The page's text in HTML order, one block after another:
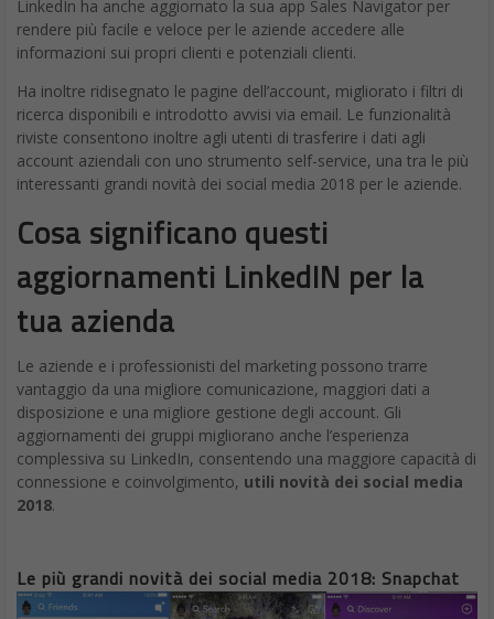
LinkedIn ha anche aggiornato la sua app Sales Navigator per
rendere più facile e veloce per le aziende accedere alle
informazioni sui propri clienti e potenziali clienti.
Ha inoltre ridisegnato le pagine dell’account, migliorato i filtri di
ricerca disponibili e introdotto avvisi via email. Le funzionalità
riviste consentono inoltre agli utenti di trasferire i dati agli
account aziendali con uno strumento self-service, una tra le più
interessanti grandi novità dei social media 2018 per le aziende.
Cosa significano questi
aggiornamenti LinkedIN per la
tua azienda
Le aziende e i professionisti del marketing possono trarre
vantaggio da una migliore comunicazione, maggiori dati a
disposizione e una migliore gestione degli account. Gli
aggiornamenti dei gruppi migliorano anche l’esperienza
complessiva su LinkedIn, consentendo una maggiore capacità di
connessione e coinvolgimento, utili novità dei social media
2018.
Le più grandi novità dei social media 2018: Snapchat